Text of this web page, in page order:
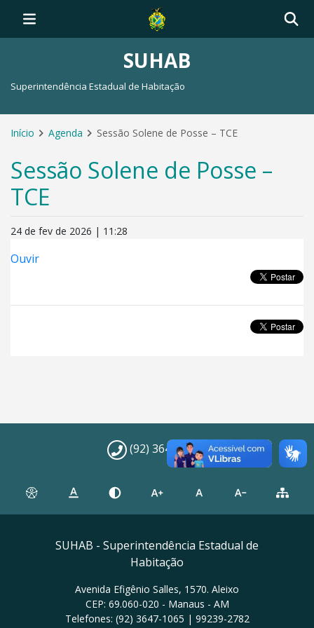
SUHAB
Superintendência Estadual de Habitação
Início Agenda Sessão Solene de Posse – TCE
Sessão Solene de Posse –
TCE
24 de fev de 2026 | 11:28
Ouvir
(92) 3647-1065
SUHAB - Superintendência Estadual de
Habitação
Avenida Efigênio Salles, 1570. Aleixo
CEP: 69.060-020 - Manaus - AM
Telefones: (92) 3647-1065 | 99239-2782